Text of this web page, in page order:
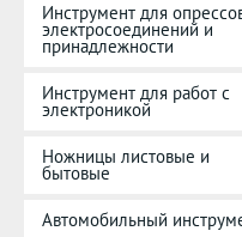
Инструмент для
электросоединений и
принадлежности
Инструмент для работ с
электроникой
Ножницы листовые и
бытовые
Автомобильный